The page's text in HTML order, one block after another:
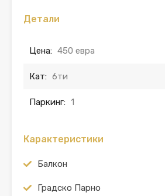
Детали
Цена: 450 евра
Кат: 6ти
Паркинг: 1
Карактеристики
Балкон
Градско Парно